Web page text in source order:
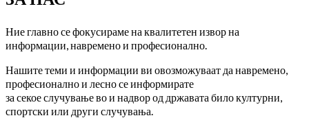
Ние главно се фокусираме на квалитетен извор на
информации, навремено и професионално.
Нашите теми и информации ви овозможуваат да навремено,
професионално и лесно се информирате
за секое случување во и надвор од државата било културни,
спортски или други случувања.